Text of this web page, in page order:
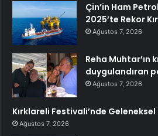
Çin’in Ham
2025’te Rekor
Ağustos 7, 2026
Reha Muhtar’ın
duygulandıran
Ağustos 7, 2026
Kırklareli Festivali’nde
Ağustos 7, 2026